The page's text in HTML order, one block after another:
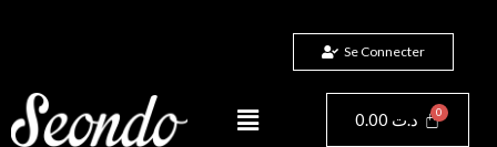
Se Connecter
Menu 0.00 د.ت Panier